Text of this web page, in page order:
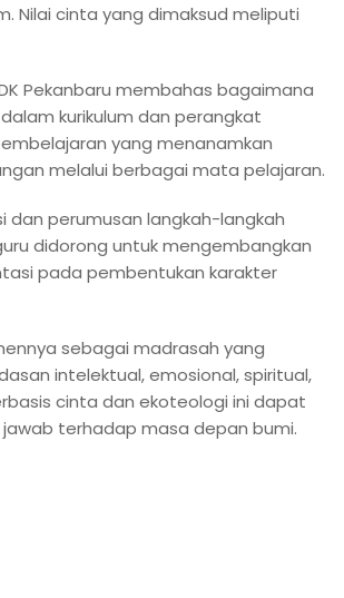
Nilai cinta yang dimaksud meliputi
Pekanbaru membahas bagaimana
kurikulum dan perangkat
yang menanamkan
melalui berbagai mata pelajaran.
dan perumusan langkah-langkah
didorong untuk mengembangkan
pada pembentukan karakter
sebagai madrasah yang
intelektual, emosional, spiritual,
cinta dan ekoteologi ini dapat
terhadap masa depan bumi.